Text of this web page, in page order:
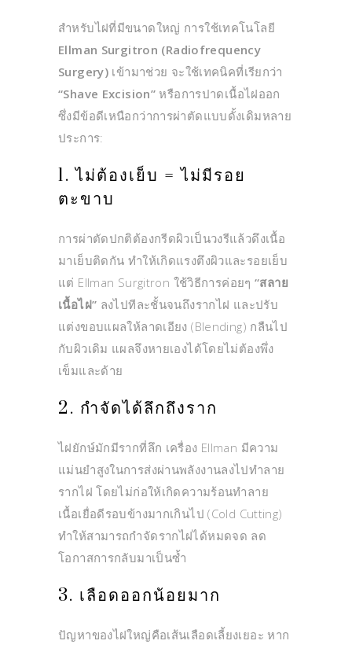
สำหรับไฝที่มีขนาดใหญ่ การใช้เทคโนโลยี
Ellman Surgitron (Radiofrequency
Surgery) เข้ามาช่วย จะใช้เทคนิคที่เรียกว่า
“Shave Excision” หรือการปาดเนื้อไฝออก
ซึ่งมีข้อดีเหนือกว่าการผ่าตัดแบบดั้งเดิมหลาย
ประการ:
1. ไม่ต้องเย็บ = ไม่มีรอย
ตะขาบ
การผ่าตัดปกติต้องกรีดผิวเป็นวงรีแล้วดึงเนื้อ
มาเย็บติดกัน ทำให้เกิดแรงตึงผิวและรอยเย็บ
แต่ Ellman Surgitron ใช้วิธีการค่อยๆ “สลาย
เนื้อไฝ” ลงไปทีละชั้นจนถึงรากไฝ และปรับ
แต่งขอบแผลให้ลาดเอียง (Blending) กลืนไป
กับผิวเดิม แผลจึงหายเองได้โดยไม่ต้องพึ่ง
เข็มและด้าย
2. กำจัดได้ลึกถึงราก
ไฝยักษ์มักมีรากที่ลึก เครื่อง Ellman มีความ
แม่นยำสูงในการส่งผ่านพลังงานลงไปทำลาย
รากไฝ โดยไม่ก่อให้เกิดความร้อนทำลาย
เนื้อเยื่อดีรอบข้างมากเกินไป (Cold Cutting)
ทำให้สามารถกำจัดรากไฝได้หมดจด ลด
โอกาสการกลับมาเป็นซ้ำ
3. เลือดออกน้อยมาก
ปัญหาของไฝใหญ่คือเส้นเลือดเลี้ยงเยอะ หาก